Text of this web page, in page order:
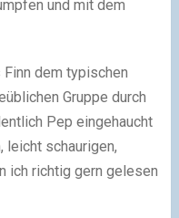
und mit dem
Finn dem typischen
Gruppe durch
Pep eingehaucht
leicht schaurigen,
ich richtig gern gelesen